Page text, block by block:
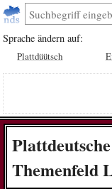
Sprache ändern auf:
Plattdüütsch
Themenfeld